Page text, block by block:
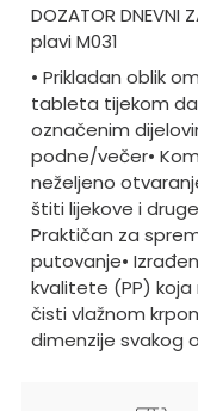
DOZATOR DNEVNI
plavi M031
• Prikladan oblik
tableta tijekom
označenim
podne/večer•
neželjeno
štiti lijekove i
Praktičan za
putovanje•
kvalitete (PP) koja
čisti vlažnom
dimenzije svakog